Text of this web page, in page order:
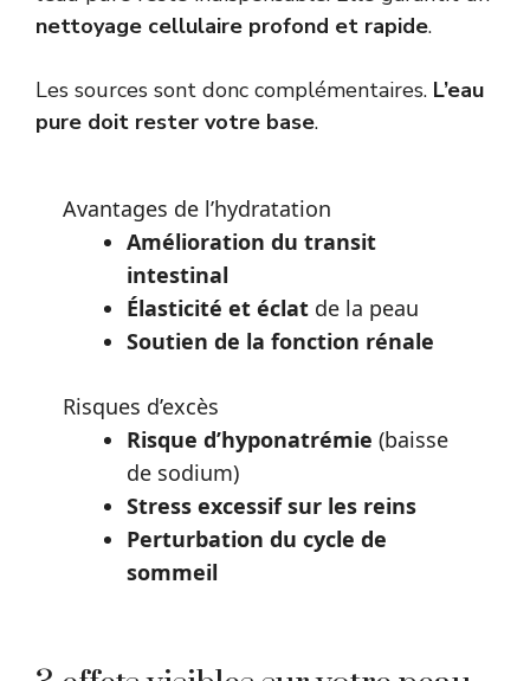
nettoyage cellulaire profond et rapide.
Les sources sont donc complémentaires. L’eau
pure doit rester votre base.
Avantages de l’hydratation
Amélioration du transit
intestinal
Élasticité et éclatde la peau
Soutien de la fonction rénale
Risques d’excès
Risque d’hyponatrémie (baisse
de sodium)
Stress excessif sur les reins
Perturbation du cycle de
sommeil